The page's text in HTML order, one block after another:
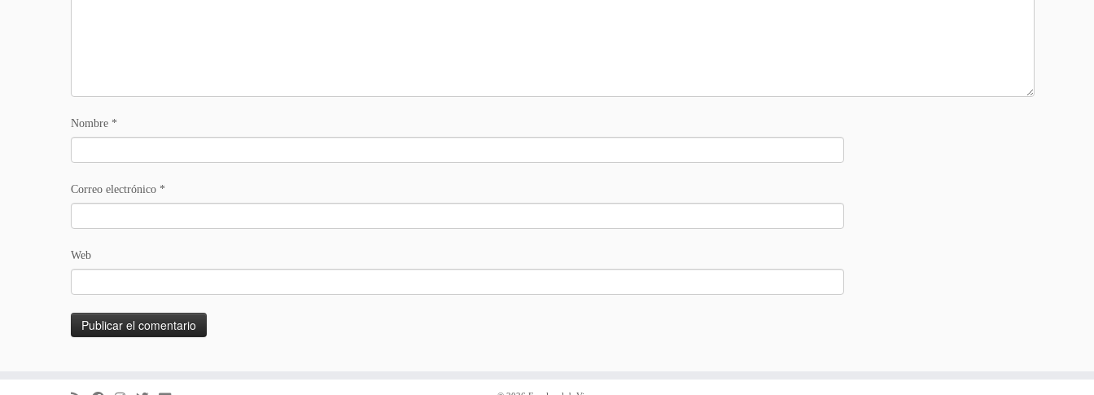
Nombre *
Correo electrónico *
Web